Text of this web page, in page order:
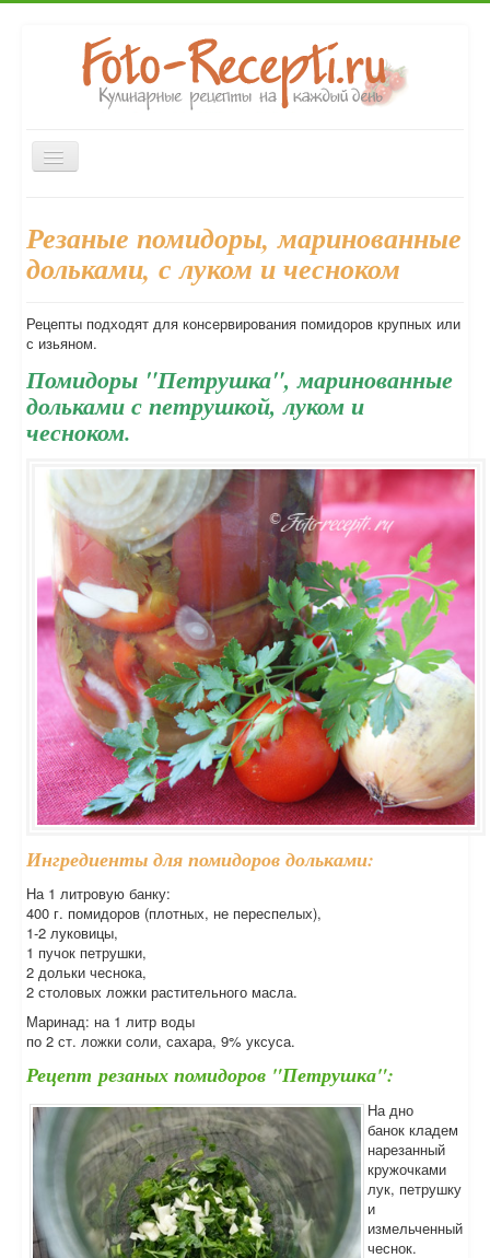
Включить/
выключить
Десерты
Выпечка Напитки Консервирование
Форум
Резаные помидоры, маринованные
дольками, с луком и чесноком
Рецепты подходят для консервирования помидоров крупных или
с изьяном.
Помидоры "Петрушка", маринованные
дольками с петрушкой, луком и
чесноком.
Ингредиенты для помидоров дольками:
На 1 литровую банку:
400 г. помидоров (плотных, не переспелых),
1-2 луковицы,
1 пучок петрушки,
2 дольки чеснока,
2 столовых ложки растительного масла.
Маринад: на 1 литр воды
по 2 ст. ложки соли, сахара, 9% уксуса.
Рецепт резаных помидоров "Петрушка":
На дно
банок кладем
нарезанный
кружочками
лук, петрушку
и
измельченный
чеснок.